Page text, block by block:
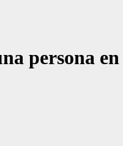
persona